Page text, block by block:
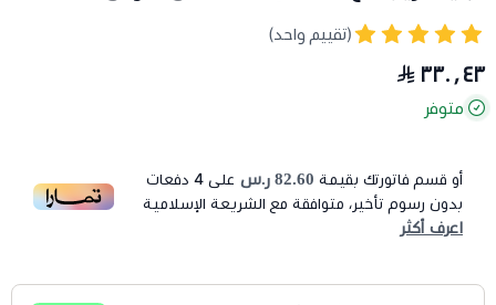
(تقييم واحد)
٣٣٠٫٤٣
متوفر
أو قسم فاتورتك بقيمة 82.60 ر.س على 4 دفعات
بدون رسوم تأخير، متوافقة مع الشريعة الإسلامية
اعرف أكثر